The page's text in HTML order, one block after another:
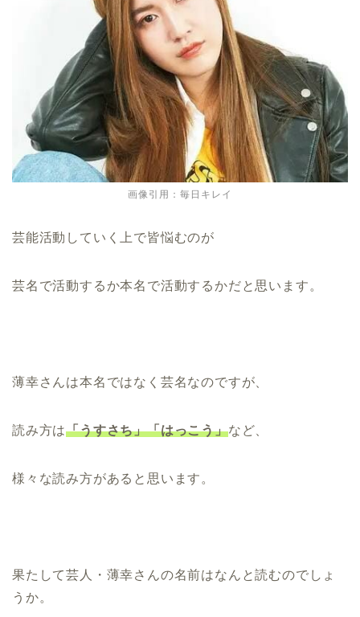
画像引用：毎日キレイ
芸能活動していく上で皆悩むのが
芸名で活動するか本名で活動するかだと思います。
薄幸さんは本名ではなく芸名なのですが、
読み方は「うすさち」「はっこう」など、
様々な読み方があると思います。
果たして芸人・薄幸さんの名前はなんと読むのでしょ
うか。